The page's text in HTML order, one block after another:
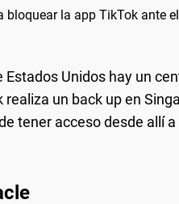
bloquear la app TikTok ante
Estados Unidos hay un
realiza un back up en
tener acceso desde allí a